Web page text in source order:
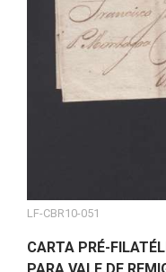
LF-CBR10-051
CARTA PRÉ-